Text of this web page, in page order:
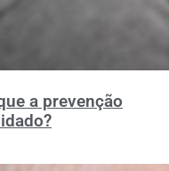
a prevenção